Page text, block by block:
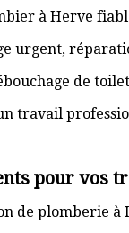
à Herve
urgent,
de
travail
pour vos
de plomberie à